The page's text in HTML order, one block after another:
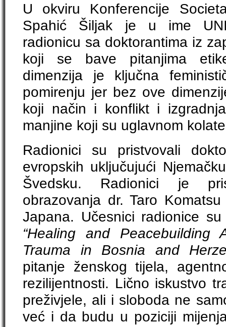
U okviru Konferencije
Spahić Šiljak je u ime
radionicu sa doktorantima iz
koji se bave pitanjima
dimenzija je ključna
pomirenju jer bez ove
koji način i konflikt i
manjine koji su uglavnom
Radionici su pristvovali
evropskih uključujući
Švedsku. Radionici je
obrazovanja dr. Taro
Japana. Učesnici radionice
“Healing and Peacebuilding
Trauma in Bosnia and
pitanje ženskog tijela,
rezilijentnosti. Lično iskustvo
preživjele, ali i sloboda ne
već i da budu u poziciji